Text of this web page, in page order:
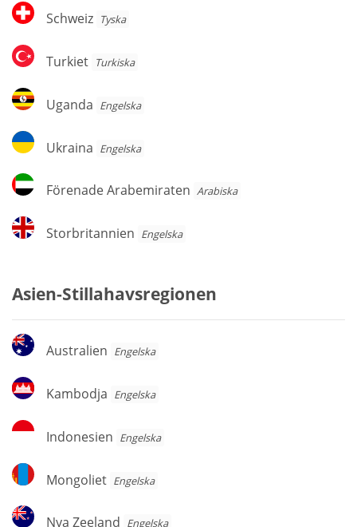
Schweiz
Schweiz Tyska
Turkiet
Turkiet Turkiska
Uganda
Uganda Engelska
Ukraina
Ukraina Engelska
Förenade
Arabemiraten
Förenade Arabemiraten Arabiska
Storbritannien
Storbritannien Engelska
Asien-Stillahavsregionen
Australien
Australien Engelska
Kambodja
Kambodja Engelska
Indonesien
Indonesien Engelska
Mongoliet
Mongoliet Engelska
Nya
Nya Zeeland Engelska